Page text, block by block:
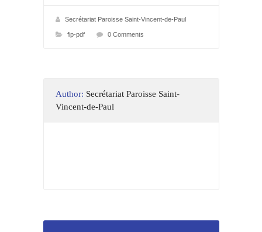
Secrétariat Paroisse Saint-Vincent-de-Paul
fip-pdf 0 Comments
Author: Secrétariat Paroisse Saint-
Vincent-de-Paul